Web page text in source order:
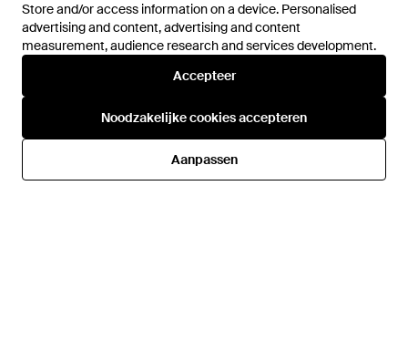
Store and/or access information on a device. Personalised
advertising and content, advertising and content
measurement, audience research and services development.
Accepteer
Noodzakelijke cookies accepteren
Aanpassen
Store and/or access information on a device. Personalised
advertising and content, advertising and content
measurement, audience research and services development.
Accepteer
Noodzakelijke cookies accepteren
Aanpassen
€ 686,50
Dolce & Gabbana
Leren Riem - Bruin
SALE
Dolce & Gabbana
Van
SALE